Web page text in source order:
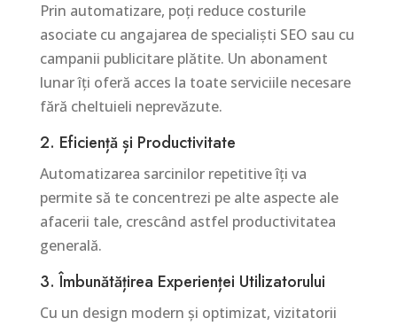
Prin automatizare, poți reduce costurile
asociate cu angajarea de specialiști SEO sau cu
campanii publicitare plătite. Un abonament
lunar îți oferă acces la toate serviciile necesare
fără cheltuieli neprevăzute.
2. Eficiență și Productivitate
Automatizarea sarcinilor repetitive îți va
permite să te concentrezi pe alte aspecte ale
afacerii tale, crescând astfel productivitatea
generală.
3. Îmbunătățirea Experienței Utilizatorului
Cu un design modern și optimizat, vizitatorii